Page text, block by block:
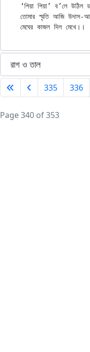
‘পিয়া পিয়া’ ব’লে উঠিল
তোমার স্মৃতি আজি উদাস-
রাগ ও তাল
335 336
Page 340 of 353